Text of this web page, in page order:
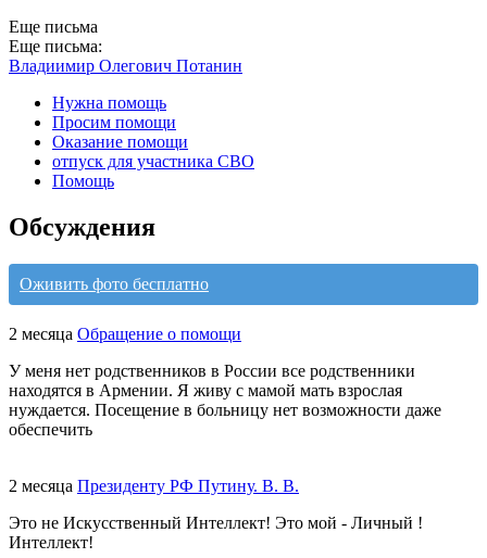
Еще письма
Еще письма:
Владиимир Олегович Потанин
Нужна помощь
Просим помощи
Оказание помощи
отпуск для участника СВО
Помощь
Обсуждения
Оживить фото бесплатно
2 месяца Обращение о помощи
У меня нет родственников в России все родственники
находятся в Армении. Я живу с мамой мать взрослая
нуждается. Посещение в больницу нет возможности даже
обеспечить
2 месяца Президенту РФ Путину. В. В.
Это не Искусственный Интеллект! Это мой - Личный !
Интеллект!